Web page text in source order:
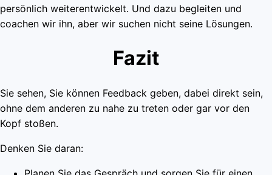
persönlich weiterentwickelt. Und dazu begleiten und
coachen wir ihn, aber wir suchen nicht seine Lösungen.
Fazit
Sie sehen, Sie können Feedback geben, dabei direkt sein,
ohne dem anderen zu nahe zu treten oder gar vor den
Kopf stoßen.
Denken Sie daran: